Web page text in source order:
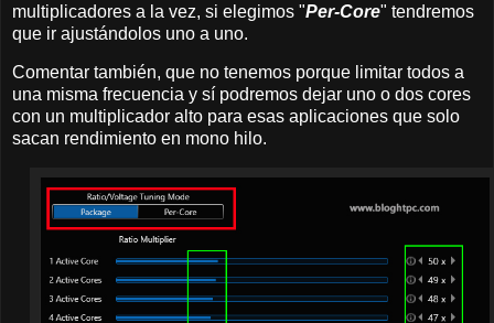
multiplicadores a la vez, si elegimos "Per-Core" tendremos
que ir ajustándolos uno a uno.
Comentar también, que no tenemos porque limitar todos a
una misma frecuencia y sí podremos dejar uno o dos cores
con un multiplicador alto para esas aplicaciones que solo
sacan rendimiento en mono hilo.